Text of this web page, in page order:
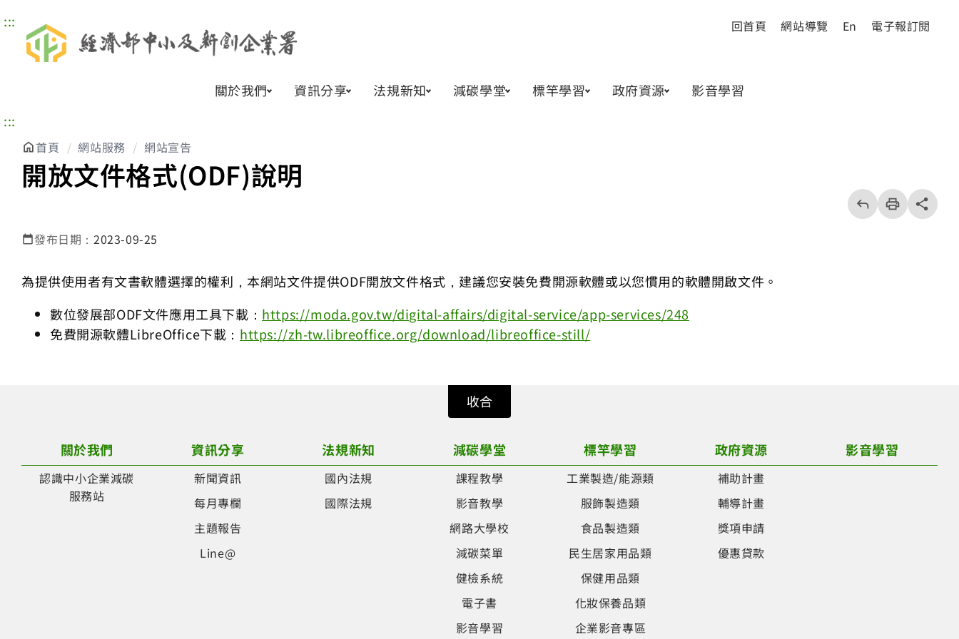
::: 回首頁 網站導覽 En 電子報訂閱
關於我們 資訊分享 法規新知 減碳學堂 標竿學習 政府資源
影音學習
:::
首頁 網站服務 網站宣告
開放文件格式(ODF)說明 回
上
一
頁
列
印
share分享按
發布日期： 2023-09-25
為提供使用者有文書軟體選擇的權利，本網站文件提供ODF開放文件格式，建議您安裝免費開源軟體或以您慣用的軟體開啟文件。
數位發展部ODF文件應用工具下載： https://moda.gov.tw/digital-affairs/digital-service/app-services/248
免費開源軟體LibreOffice下載： https://zh-tw.libreoffice.org/download/libreoffice-still/
收合
關於我們
認識中小企業減碳
服務站
資訊分享
新聞資訊
每月專欄
主題報告
Line@
法規新知
國內法規
國際法規
減碳學堂
課程教學
影音教學
網路大學校
減碳菜單
健檢系統
電子書
影音學習
標竿學習
工業製造/能源類
服飾製造類
食品製造類
民生居家用品類
保健用品類
化妝保養品類
企業影音專區
政府資源
補助計畫
輔導計畫
獎項申請
優惠貸款
影音學習